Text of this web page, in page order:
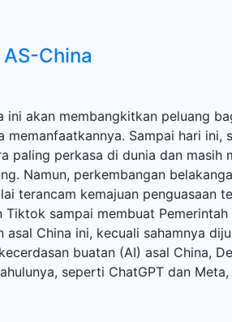
China
akan membangkitkan peluang
Sampai hari ini,
paling perkasa di dunia dan masih
Namun, perkembangan
terancam kemajuan penguasaan
sampai membuat Pemerintah
China ini, kecuali sahamnya
buatan (AI) asal China,
seperti ChatGPT dan